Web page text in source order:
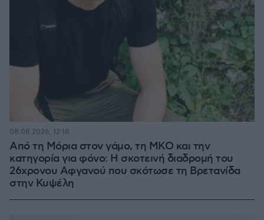
Από τη Μόρια στον γάμο, τη ΜΚΟ και την
κατηγορία για φόνο: Η σκοτεινή διαδρομή του
26χρονου Αφγανού που σκότωσε τη Βρετανίδα
στην Κυψέλη
08.08.2026, 12:18